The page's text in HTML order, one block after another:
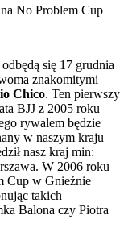
No Problem Cup
się 17 grudnia
znakomitymi
Chico. Ten pierwszy
BJJ z 2005 roku
rywalem będzie
w naszym kraju
nasz kraj min:
W 2006 roku
Cup w Gnieźnie
takich
Balona czy Piotra